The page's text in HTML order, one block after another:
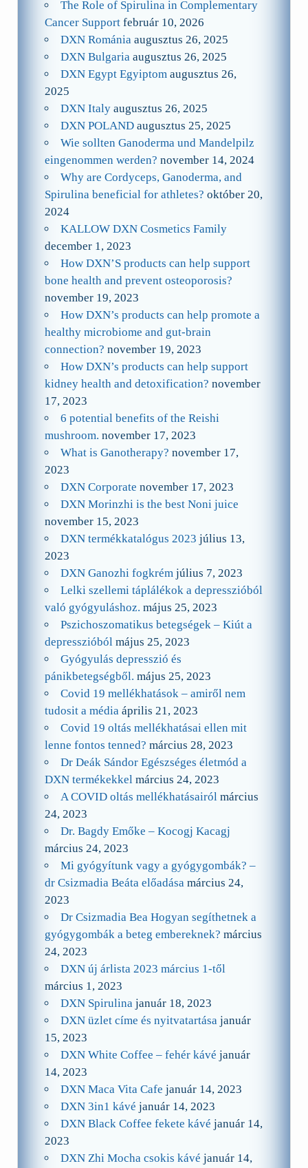
The Role of Spirulina in Complementary
Cancer Support február 10, 2026
DXN Románia augusztus 26, 2025
DXN Bulgaria augusztus 26, 2025
DXN Egypt Egyiptom augusztus 26,
2025
DXN Italy augusztus 26, 2025
DXN POLAND augusztus 25, 2025
Wie sollten Ganoderma und Mandelpilz
eingenommen werden? november 14, 2024
Why are Cordyceps, Ganoderma, and
Spirulina beneficial for athletes? október 20,
2024
KALLOW DXN Cosmetics Family
december 1, 2023
How DXN’S products can help support
bone health and prevent osteoporosis?
november 19, 2023
How DXN’s products can help promote a
healthy microbiome and gut-brain
connection? november 19, 2023
How DXN’s products can help support
kidney health and detoxification? november
17, 2023
6 potential benefits of the Reishi
mushroom. november 17, 2023
What is Ganotherapy? november 17,
2023
DXN Corporate november 17, 2023
DXN Morinzhi is the best Noni juice
november 15, 2023
DXN termékkatalógus 2023 július 13,
2023
DXN Ganozhi fogkrém július 7, 2023
Lelki szellemi táplálékok a depresszióból
való gyógyuláshoz. május 25, 2023
Pszichoszomatikus betegségek – Kiút a
depresszióból május 25, 2023
Gyógyulás depresszió és
pánikbetegségből. május 25, 2023
Covid 19 mellékhatások – amiről nem
tudosit a média április 21, 2023
Covid 19 oltás mellékhatásai ellen mit
lenne fontos tenned? március 28, 2023
Dr Deák Sándor Egészséges életmód a
DXN termékekkel március 24, 2023
A COVID oltás mellékhatásairól március
24, 2023
Dr. Bagdy Emőke – Kocogj Kacagj
március 24, 2023
Mi gyógyítunk vagy a gyógygombák? –
dr Csizmadia Beáta előadása március 24,
2023
Dr Csizmadia Bea Hogyan segíthetnek a
gyógygombák a beteg embereknek? március
24, 2023
DXN új árlista 2023 március 1-től
március 1, 2023
DXN Spirulina január 18, 2023
DXN üzlet címe és nyitvatartása január
15, 2023
DXN White Coffee – fehér kávé január
14, 2023
DXN Maca Vita Cafe január 14, 2023
DXN 3in1 kávé január 14, 2023
DXN Black Coffee fekete kávé január 14,
2023
DXN Zhi Mocha csokis kávé január 14,